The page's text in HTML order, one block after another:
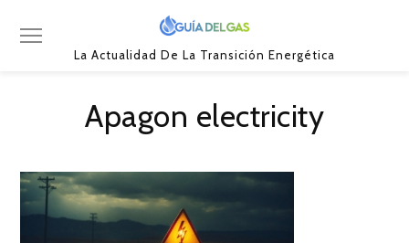
La Actualidad De La Transición Energética
Apagon electricity